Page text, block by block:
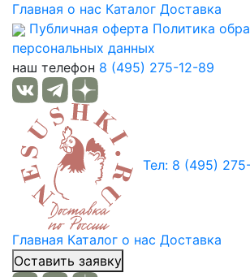
Главная о нас Каталог Доставка
Публичная оферта Политика
персональных данных
наш телефон 8 (495) 275-12-89
Тел: 8 (495)
Главная Каталог о нас Доставка
Оставить заявку